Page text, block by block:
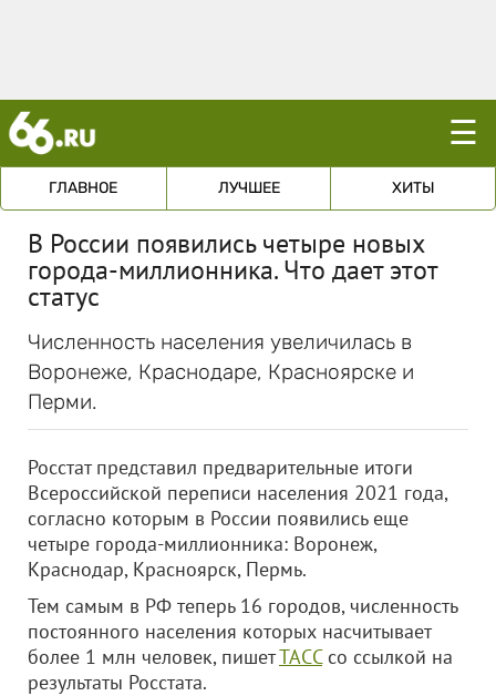
☰
ГЛАВНОЕ ЛУЧШЕЕ ХИТЫ
В России появились четыре новых
города-миллионника. Что дает этот
статус
Численность населения увеличилась в
Воронеже, Краснодаре, Красноярске и
Перми.
Росстат представил предварительные итоги
Всероссийской переписи населения 2021 года,
согласно которым в России появились еще
четыре города-миллионника: Воронеж,
Краснодар, Красноярск, Пермь.
Тем самым в РФ теперь 16 городов, численность
постоянного населения которых насчитывает
более 1 млн человек, пишетТАССсо ссылкой на
результаты Росстата.